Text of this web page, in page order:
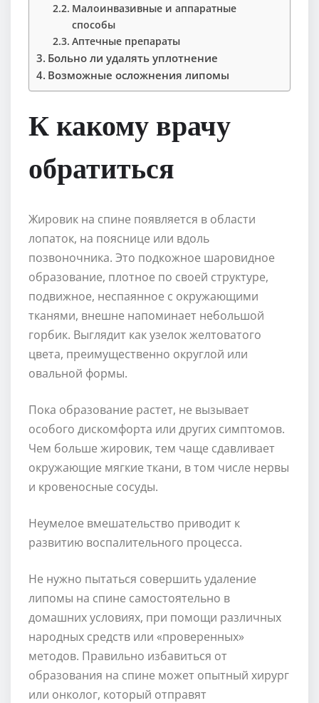
Малоинвазивные и аппаратные
способы
Аптечные препараты
Больно ли удалять уплотнение
Возможные осложнения липомы
К какому врачу
обратиться
Жировик на спине появляется в области
лопаток, на пояснице или вдоль
позвоночника. Это подкожное шаровидное
образование, плотное по своей структуре,
подвижное, неспаянное с окружающими
тканями, внешне напоминает небольшой
горбик. Выглядит как узелок желтоватого
цвета, преимущественно округлой или
овальной формы.
Пока образование растет, не вызывает
особого дискомфорта или других симптомов.
Чем больше жировик, тем чаще сдавливает
окружающие мягкие ткани, в том числе нервы
и кровеносные сосуды.
Неумелое вмешательство приводит к
развитию воспалительного процесса.
Не нужно пытаться совершить удаление
липомы на спине самостоятельно в
домашних условиях, при помощи различных
народных средств или «проверенных»
методов. Правильно избавиться от
образования на спине может опытный хирург
или онколог, который отправят